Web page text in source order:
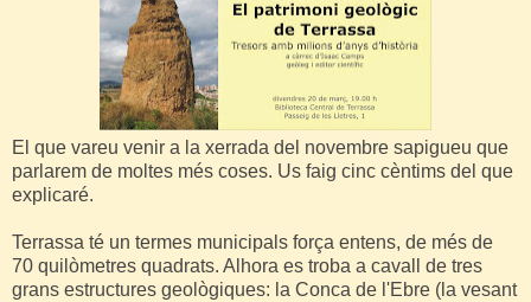
El que vareu venir a la xerrada del novembre sapigueu que
parlarem de moltes més coses. Us faig cinc cèntims del que
explicaré.
Terrassa té un termes municipals força entens, de més de
70 quilòmetres quadrats. A lhora es troba a cavall de tres
grans estructures geològiques: la Conca de l'Ebre (la vesant